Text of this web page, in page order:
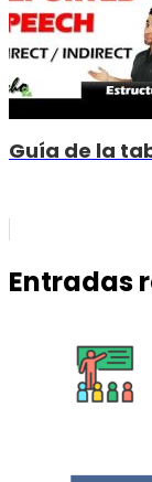
Guía de la
Entradas